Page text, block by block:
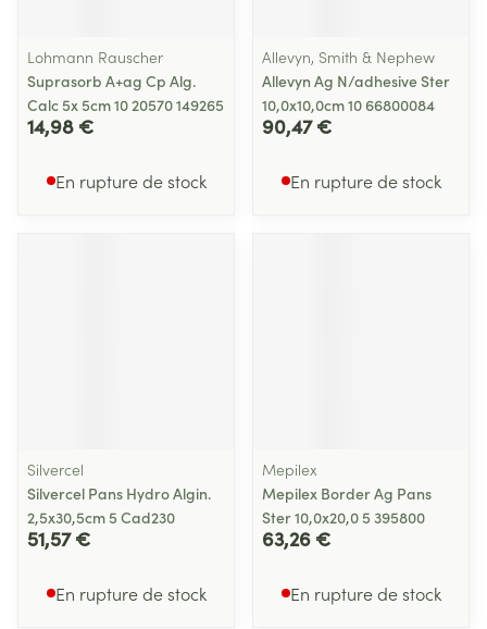
Lohmann Rauscher
Suprasorb A+ag Cp Alg.
Calc 5x 5cm 10 20570 149265
14,98 €
En rupture de stock
Allevyn, Smith & Nephew
Allevyn Ag N/adhesive Ster
10,0x10,0cm 10 66800084
90,47 €
En rupture de stock
Silvercel
Silvercel Pans Hydro Algin.
2,5x30,5cm 5 Cad230
51,57 €
En rupture de stock
Mepilex
Mepilex Border Ag Pans
Ster 10,0x20,0 5 395800
63,26 €
En rupture de stock